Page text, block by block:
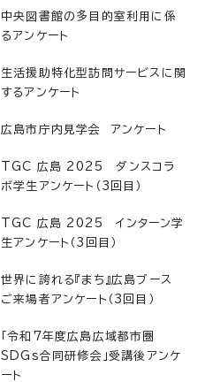
中央図書館の多目的室利用に係
るアンケート
生活援助特化型訪問サービスに関
するアンケート
広島市庁内見学会 アンケート
TGC 広島 2025 ダンスコラ
ボ学生アンケート（3回目）
TGC 広島 2025 インターン学
生アンケート（3回目）
世界に誇れる『まち』広島ブース
ご来場者アンケート（3回目）
「令和7年度広島広域都市圏
SDGs合同研修会」受講後アンケ
ート